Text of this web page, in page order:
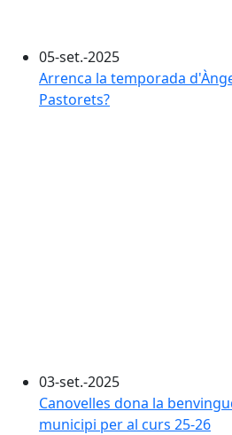
05-set.-2025
Arrenca la temporada
Pastorets?
03-set.-2025
Canovelles dona la
municipi per al curs 25-26